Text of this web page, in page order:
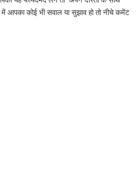
कोई भी सवाल या सुझाव हो तो नीचे कमेंट